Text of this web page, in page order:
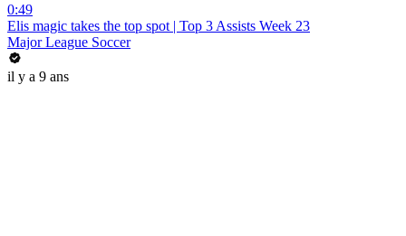
0:49
Elis magic takes the top spot | Top 3 Assists Week 23
Major League Soccer
il y a 9 ans